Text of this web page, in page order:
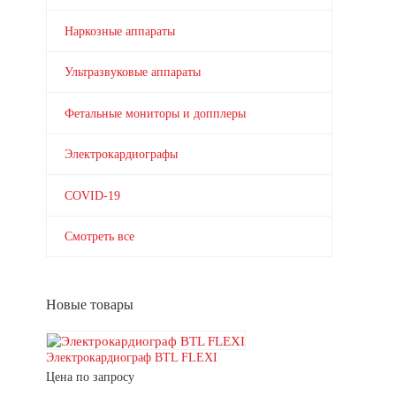
Наркозные аппараты
Ультразвуковые аппараты
Фетальные мониторы и допплеры
Электрокардиографы
COVID-19
Смотреть все
Новые товары
Электрокардиограф BTL FLEXI
Цена по запросу